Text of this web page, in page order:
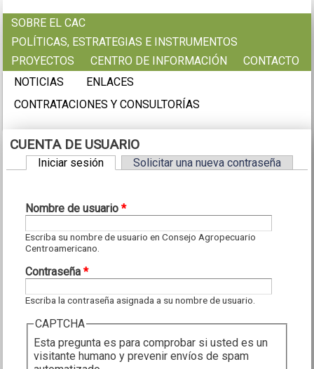
SOBRE EL CAC
POLÍTICAS, ESTRATEGIAS E INSTRUMENTOS
PROYECTOS
CENTRO DE INFORMACIÓN
CONTACTO
NOTICIAS
ENLACES
CONTRATACIONES Y CONSULTORÍAS
CUENTA DE USUARIO
Iniciar sesión (solapa activa)
Solicitar una nueva contraseña
Nombre de usuario*
Escriba su nombre de usuario en Consejo Agropecuario
Centroamericano.
Contraseña*
Escriba la contraseña asignada a su nombre de usuario.
CAPTCHA
Esta pregunta es para comprobar si usted es un
visitante humano y prevenir envíos de spam